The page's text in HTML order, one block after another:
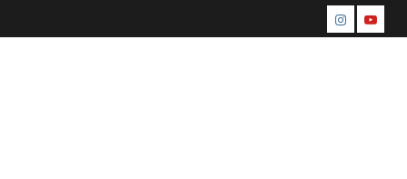
instagram